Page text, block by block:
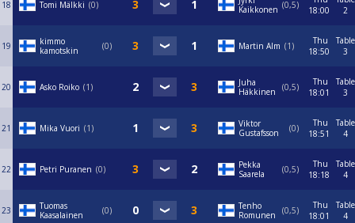
18 Tomi Mälkki 0
Kaikkonen
0,5
18:00
2
19
kimmo
kamotskin
0 Martin Alm 1
Thu
18:50
Table
3
20 Asko Roiko 1
Juha
Häkkinen
0,5
Thu
18:01
Table
3
21 Mika Vuori 1
Viktor
Gustafsson
0
Thu
18:51
Table
4
22 Petri Puranen 0
Pekka
Saarela
0,5
Thu
18:18
Table
4
23
Tuomas
Kaasalainen
0
Tenho
Romunen
0,5
Thu
18:01
Table
4